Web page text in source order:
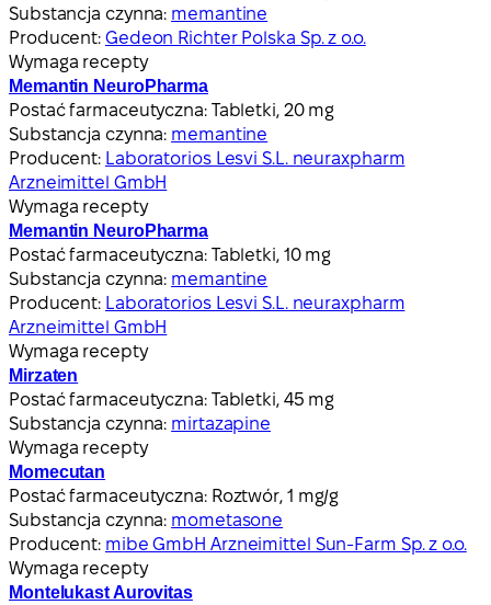
Substancja czynna: memantine
Producent: Gedeon Richter Polska Sp. z o.o.
Wymaga recepty
Memantin NeuroPharma
Postać farmaceutyczna: Tabletki, 20 mg
Substancja czynna: memantine
Producent: Laboratorios Lesvi S.L. neuraxpharm
Arzneimittel GmbH
Wymaga recepty
Memantin NeuroPharma
Postać farmaceutyczna: Tabletki, 10 mg
Substancja czynna: memantine
Producent: Laboratorios Lesvi S.L. neuraxpharm
Arzneimittel GmbH
Wymaga recepty
Mirzaten
Postać farmaceutyczna: Tabletki, 45 mg
Substancja czynna: mirtazapine
Wymaga recepty
Momecutan
Postać farmaceutyczna: Roztwór, 1 mg/g
Substancja czynna: mometasone
Producent: mibe GmbH Arzneimittel Sun-Farm Sp. z o.o.
Wymaga recepty
Montelukast Aurovitas